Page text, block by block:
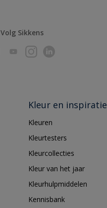
Volg Sikkens
Kleur en inspiratie
Kleuren
Kleurtesters
Kleurcollecties
Kleur van het jaar
Kleurhulpmiddelen
Kennisbank